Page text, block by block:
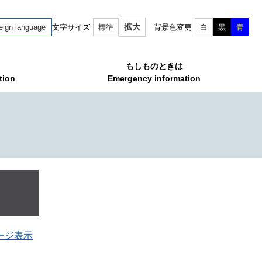
language 文字サイズ 標準 拡大 背景色変更 白 黒 青
もしものときは
Emergency information
ジ表示